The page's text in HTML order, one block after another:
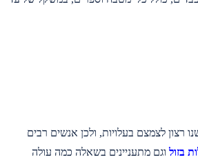
רצון לצמצם בעלויות, ולכן אנשים רבים
בזול וגם מתעניינים בשאלה כמה עולה